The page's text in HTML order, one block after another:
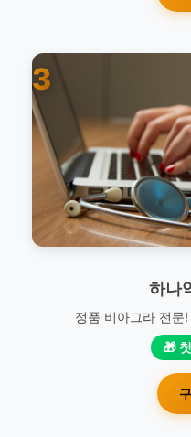
3
하나
정품 비아그라 전문
🎁